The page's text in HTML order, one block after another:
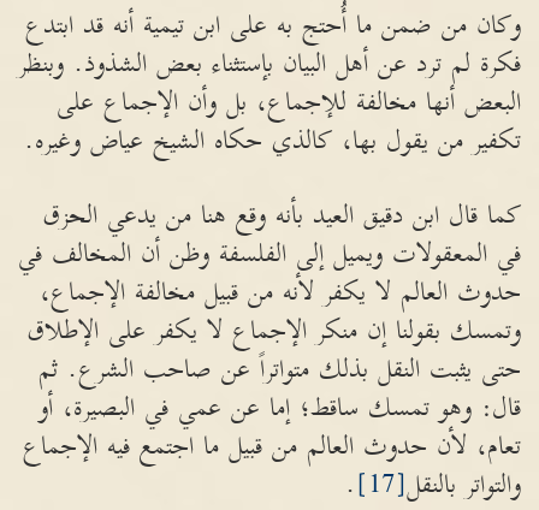
وكان من ضمن ما أُحتج به على ابن تيمية أنه قد ابتدع
فكرة لم ترد عن أهل البيان بإستثناء بعض الشذوذ. وبنظر
البعض أنها مخالفة للإجماع، بل وأن الإجماع على
تكفير من يقول بها، كالذي حكاه الشيخ عياض وغيره.
كما قال ابن دقيق العيد بأنه وقع هنا من يدعي الحزق
في المعقولات ويميل إلى الفلسفة وظن أن المخالف في
حدوث العالم لا يكفر لأنه من قبيل مخالفة الإجماع،
وتمسك بقولنا إن منكر الإجماع لا يكفر على الإطلاق
حتى يثبت النقل بذلك متواتراً عن صاحب الشرع. ثم
قال: وهو تمسك ساقط؛ إما عن عمي في البصيرة، أو
تعام، لأن حدوث العالم من قبيل ما اجتمع فيه الإجماع
والتواتر بالنقل[17]
.